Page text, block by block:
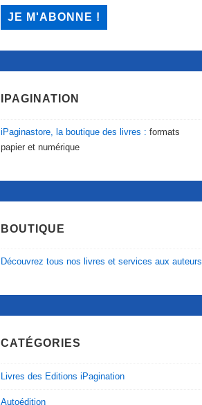
IPAGINATION
iPaginastore, la boutique des livres : formats
papier et numérique
BOUTIQUE
Découvrez tous nos livres et services aux auteurs
CATÉGORIES
Livres des Editions iPagination
Autoédition